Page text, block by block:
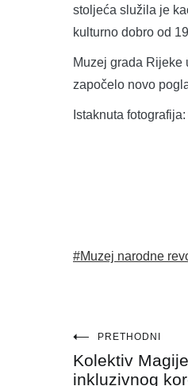
stoljeća služila je
kulturno dobro od
Muzej grada Rijeke
započelo novo
Istaknuta
#Muzej narodne
Navigacija
objava
PRETHODNI
Kolektiv
inkluzivnog